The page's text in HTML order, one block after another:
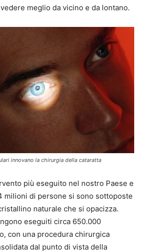
meglio da vicino e da lontano.
innovano la chirurgia della cataratta
più eseguito nel nostro Paese e
milioni di persone si sono sottoposte
naturale che si opacizza.
eseguiti circa 650.000
con una procedura chirurgica
dal punto di vista della